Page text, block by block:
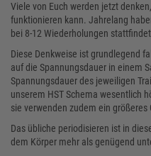
Viele von Euch werden jetzt
funktionieren kann. Jahrelang
bei 8-12 Wiederholungen
Diese Denkweise ist grundlegend
auf die Spannungsdauer in einem
Spannungsdauer des jeweiligen
unserem HST Schema wesentlich
sie verwenden zudem ein größeres
Das übliche periodisieren ist in
dem Körper mehr als genügend